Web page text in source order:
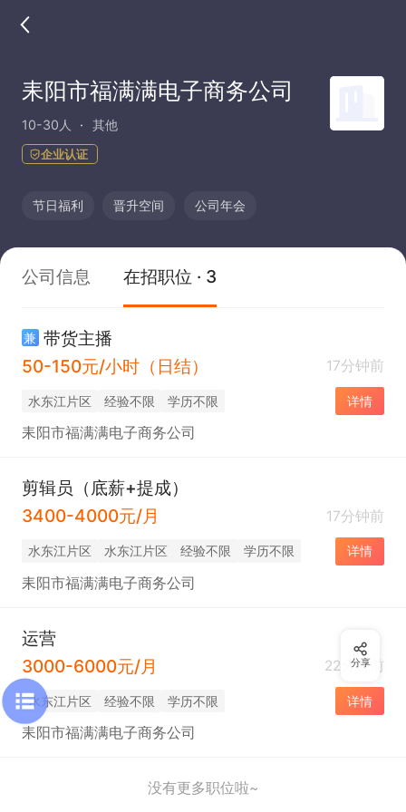
耒阳市福满满电子商务公司
10-30人 其他
企业认证
节日福利 晋升空间 公司年会
公司信息 在招职位 · 3
兼 带货主播
50-150元/小时（日结）
17分钟前
水东江片区 经验不限 学历不限 详情
耒阳市福满满电子商务公司
剪辑员（底薪+提成）
3400-4000元/月
17分钟前
水东江片区 水东江片区 经验不限 学历不限 详情
耒阳市福满满电子商务公司
运营
3000-6000元/月
22分钟前
水东江片区 经验不限 学历不限 详情
耒阳市福满满电子商务公司
没有更多职位啦~
分享